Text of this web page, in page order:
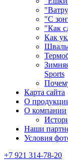
"С
"Как
Как
Sports
Карта сайта
О
О компании
Наши
Условия
+7 921 314-78-20